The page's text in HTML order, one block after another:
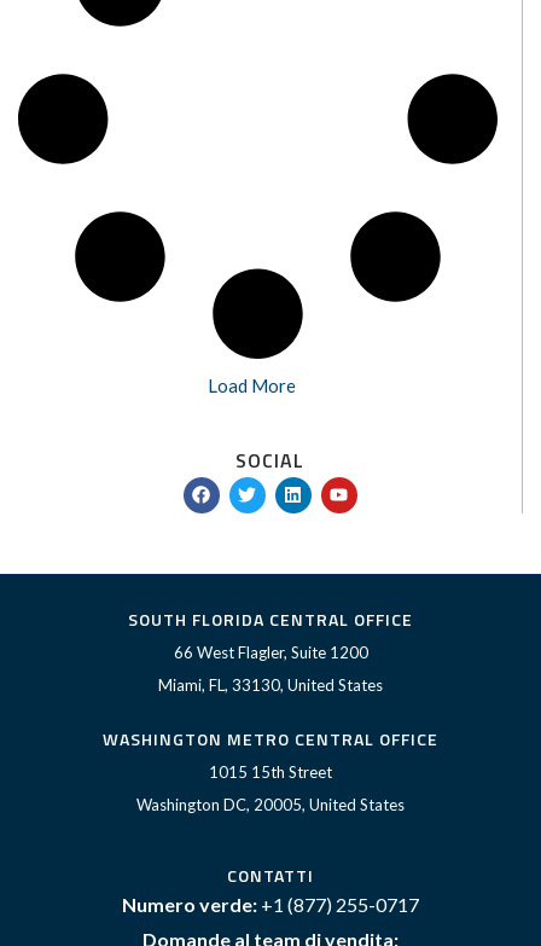
Load More
SOCIAL
F
a
c
o
k
T
w
i
e
L
i
n
d
n
Y
o
u
b
SOUTH FLORIDA CENTRAL OFFICE
66 West Flagler, Suite 1200
Miami, FL, 33130, United States
WASHINGTON METRO CENTRAL OFFICE
1015 15th Street
Washington DC, 20005, United States
CONTATTI
Numero verde: +1 (877) 255-0717
Domande al team di vendita: